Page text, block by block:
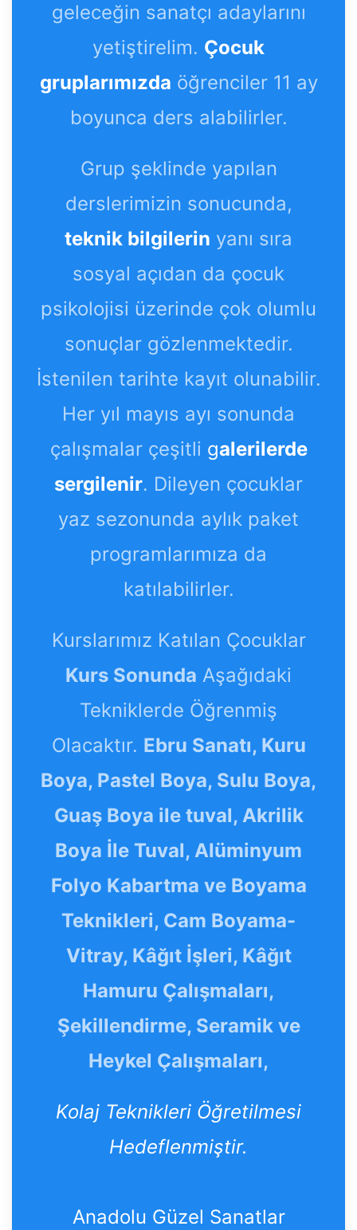
geleceğin sanatçı adaylarını
yetiştirelim. Çocuk
gruplarımızda öğrenciler 11 ay
boyunca ders alabilirler.
Grup şeklinde yapılan
derslerimizin sonucunda,
teknik bilgilerin yanı sıra
sosyal açıdan da çocuk
psikolojisi üzerinde çok olumlu
sonuçlar gözlenmektedir.
İstenilen tarihte kayıt olunabilir.
Her yıl mayıs ayı sonunda
çalışmalar çeşitli galerilerde
sergilenir. Dileyen çocuklar
yaz sezonunda aylık paket
programlarımıza da
katılabilirler.
Kurslarımız Katılan Çocuklar
Kurs Sonunda Aşağıdaki
Tekniklerde Öğrenmiş
Olacaktır. Ebru Sanatı, Kuru
Boya, Pastel Boya, Sulu Boya,
Guaş Boya ile tuval, Akrilik
Boya İle Tuval, Alüminyum
Folyo Kabartma ve Boyama
Teknikleri, Cam Boyama-
Vitray, Kâğıt İşleri, Kâğıt
Hamuru Çalışmaları,
Şekillendirme, Seramik ve
Heykel Çalışmaları,
Kolaj Teknikleri Öğretilmesi
Hedeflenmiştir.
Anadolu Güzel Sanatlar